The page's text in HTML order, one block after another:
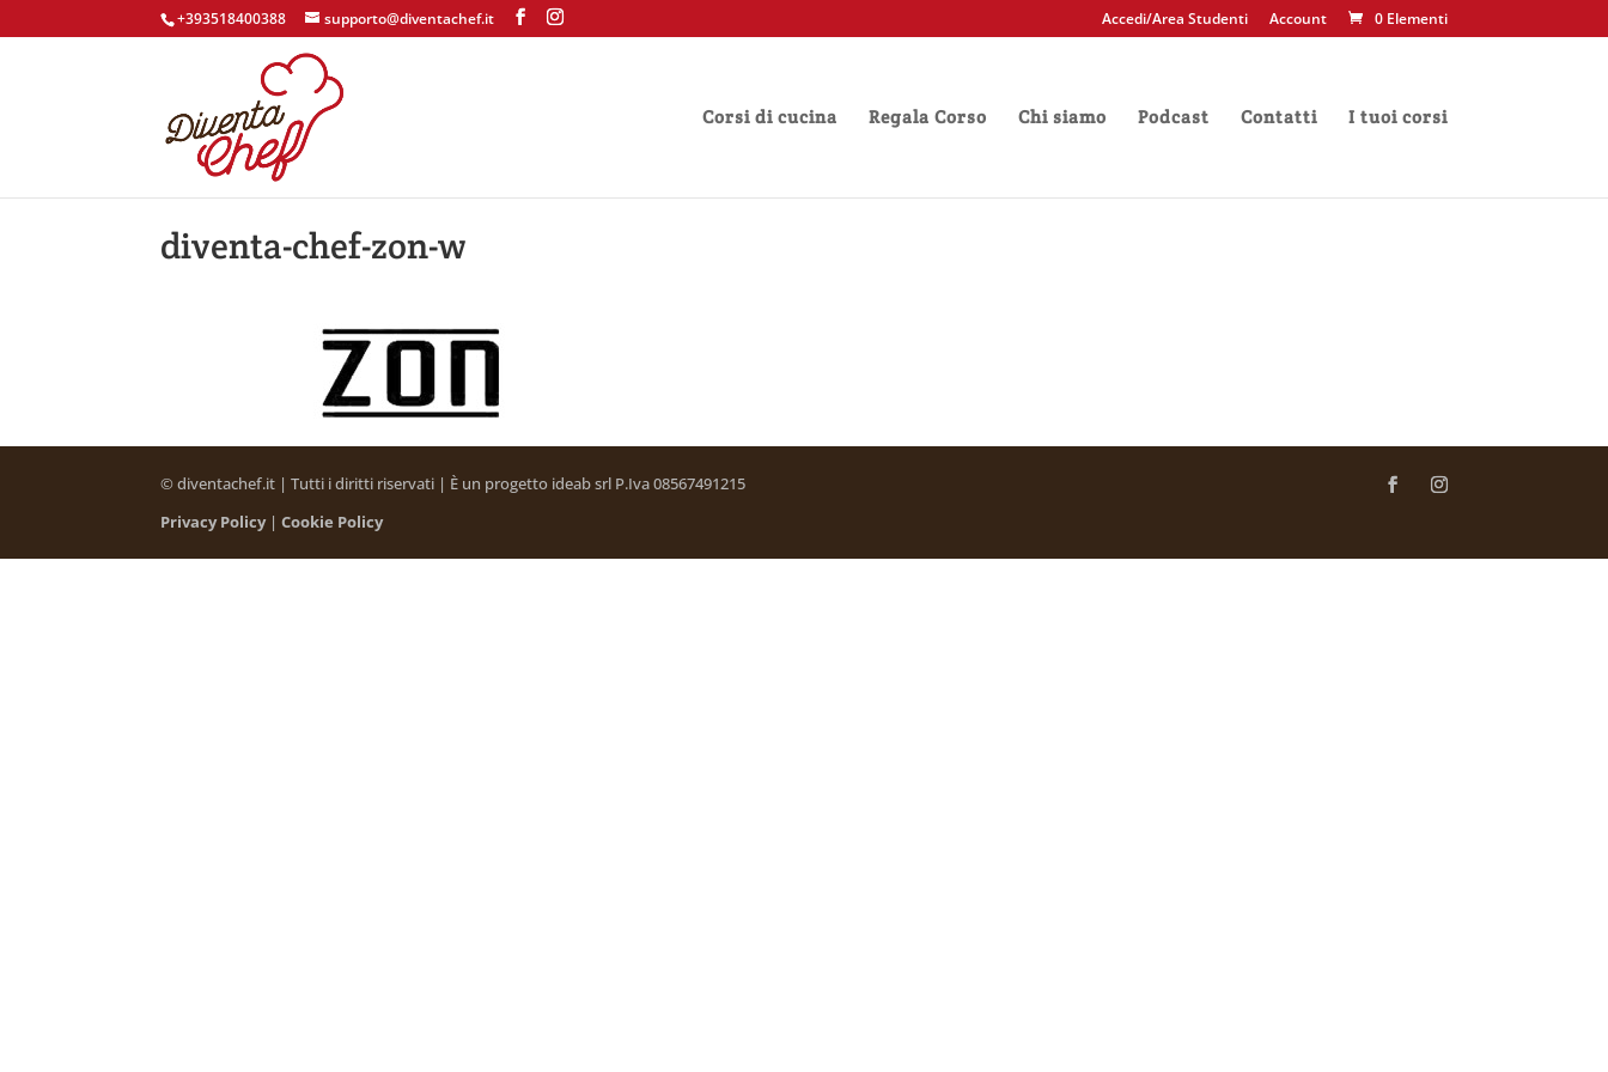
+393518400388 supporto@diventachef.it Accedi/Area Studenti Account 0 Elementi
Corsi di cucina Regala Corso Chi siamo Podcast Contatti I tuoi corsi
diventa-chef-zon-w
© diventachef.it | Tutti i diritti riservati | È un progetto ideab srl P.Iva 08567491215
Privacy Policy|Cookie Policy